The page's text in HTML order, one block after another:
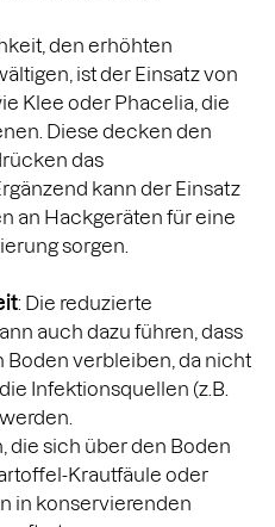
den erhöhten
ist der Einsatz von
Klee oder Phacelia, die
Diese decken den
das
kann der Einsatz
an Hackgeräten für eine
sorgen.
: Die reduzierte
auch dazu führen, dass
Boden verbleiben, da nicht
Infektionsquellen (z.B.
die sich über den Boden
Krautfäule oder
in konservierenden